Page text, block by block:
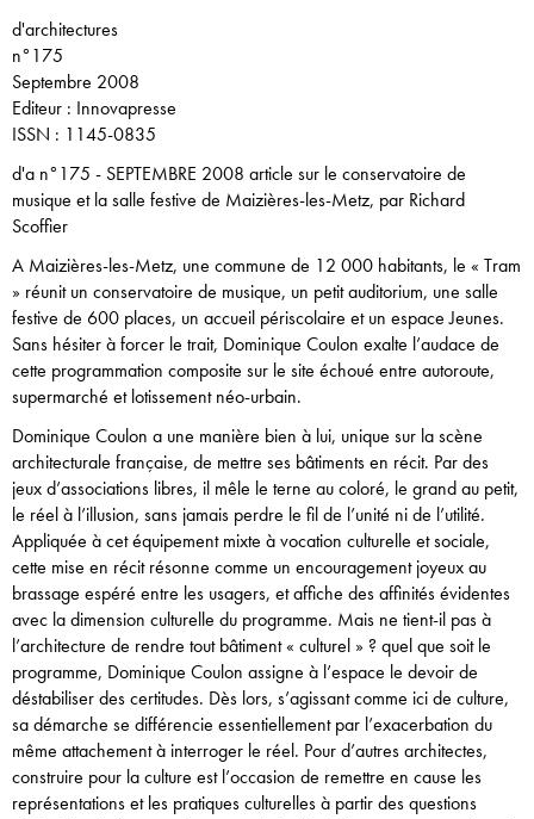
d'architectures
n°175
Septembre 2008
Editeur : Innovapresse
ISSN : 1145-0835
d'a n°175 - SEPTEMBRE 2008 article sur le conservatoire de
musique et la salle festive de Maizières-les-Metz, par Richard
Scoffier
A Maizières-les-Metz, une commune de 12 000 habitants, le « Tram
» réunit un conservatoire de musique, un petit auditorium, une salle
festive de 600 places, un accueil périscolaire et un espace Jeunes.
Sans hésiter à forcer le trait, Dominique Coulon exalte l’audace de
cette programmation composite sur le site échoué entre autoroute,
supermarché et lotissement néo-urbain.
Dominique Coulon a une manière bien à lui, unique sur la scène
architecturale française, de mettre ses bâtiments en récit. Par des
jeux d’associations libres, il mêle le terne au coloré, le grand au petit,
le réel à l’illusion, sans jamais perdre le fil de l’unité ni de l’utilité.
Appliquée à cet équipement mixte à vocation culturelle et sociale,
cette mise en récit résonne comme un encouragement joyeux au
brassage espéré entre les usagers, et affiche des affinités évidentes
avec la dimension culturelle du programme. Mais ne tient-il pas à
l’architecture de rendre tout bâtiment « culturel » ? quel que soit le
programme, Dominique Coulon assigne à l’espace le devoir de
déstabiliser des certitudes. Dès lors, s’agissant comme ici de culture,
sa démarche se différencie essentiellement par l’exacerbation du
même attachement à interroger le réel. Pour d’autres architectes,
construire pour la culture est l’occasion de remettre en cause les
représentations et les pratiques culturelles à partir des questions